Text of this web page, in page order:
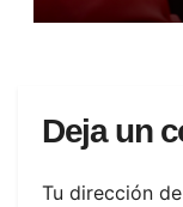
Deja un
Tu dirección